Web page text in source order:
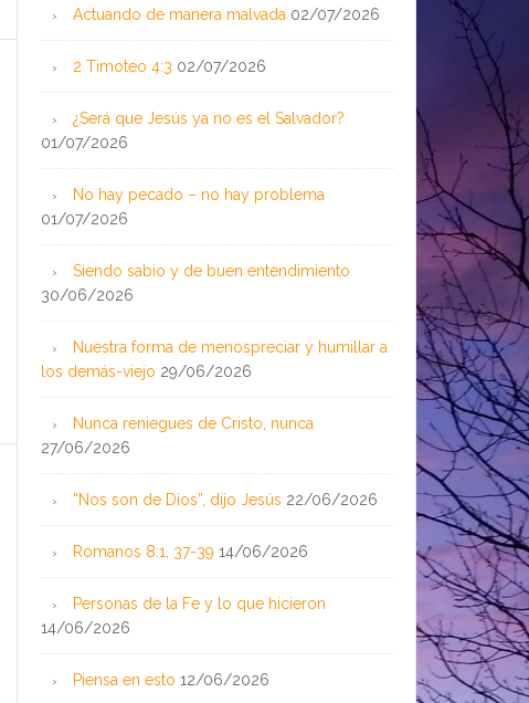
Actuando de manera malvada 02/07/2026
2 Timoteo 4:3 02/07/2026
¿Será que Jesús ya no es el Salvador?
01/07/2026
No hay pecado – no hay problema
01/07/2026
Siendo sabio y de buen entendimiento
30/06/2026
Nuestra forma de menospreciar y humillar a
los demás-viejo 29/06/2026
Nunca reniegues de Cristo, nunca
27/06/2026
“Nos son de Dios”, dijo Jesús 22/06/2026
Romanos 8:1, 37-39 14/06/2026
Personas de la Fe y lo que hicieron
14/06/2026
Piensa en esto 12/06/2026